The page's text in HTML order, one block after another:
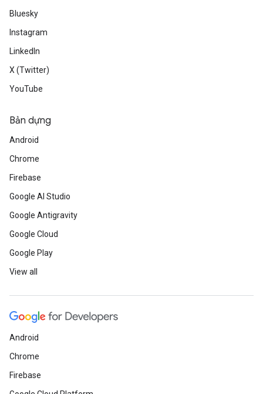
Bluesky
Instagram
LinkedIn
X (Twitter)
YouTube
Bản dựng
Android
Chrome
Firebase
Google AI Studio
Google Antigravity
Google Cloud
Google Play
View all
Android
Chrome
Firebase